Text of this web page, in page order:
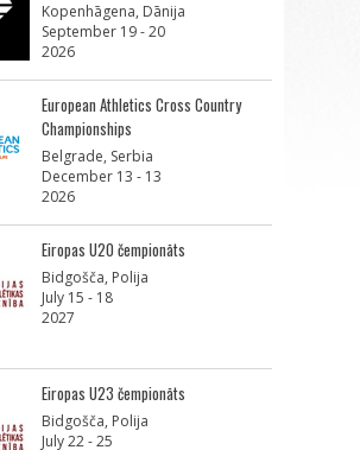
Kopenhāgena, Dānija
September 19 - 20
2026
European Athletics Cross Country
Championships
Belgrade, Serbia
December 13 - 13
2026
Eiropas U20 čempionāts
Bidgošča, Polija
July 15 - 18
2027
Eiropas U23 čempionāts
Bidgošča, Polija
July 22 - 25